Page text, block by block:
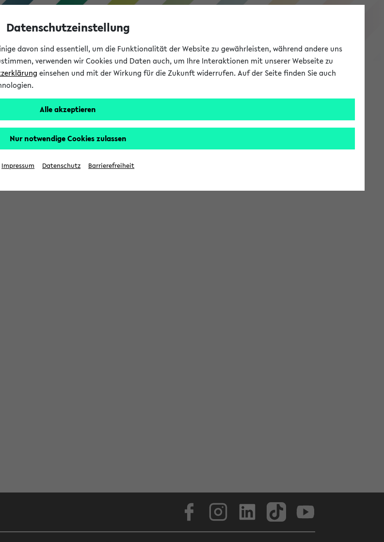
eKVV
Datenschutzeinstellung
davon sind essentiell, um die Funktionalität der Website zu gewährleisten, während andere uns
verwenden wir Cookies und Daten auch, um Ihre Interaktionen mit unserer Webseite zu
einsehen und mit der Wirkung für die Zukunft widerrufen. Auf der Seite finden Sie auch
Alle akzeptieren
Nur notwendige Cookies zulassen
Impressum Datenschutz Barrierefreiheit